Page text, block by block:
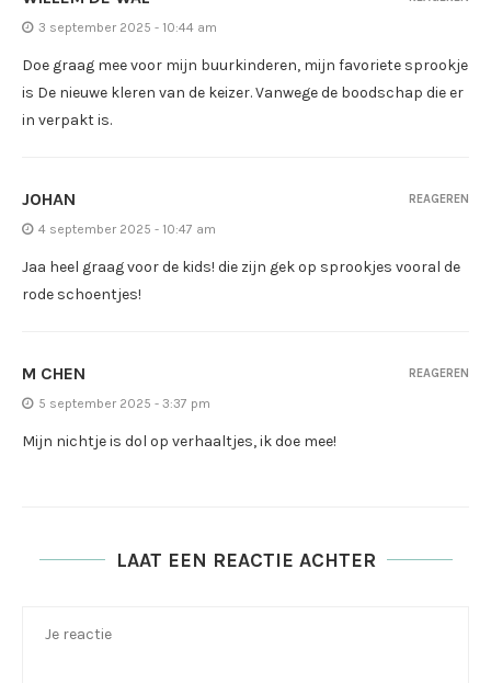
3 september 2025 - 10:44 am
Doe graag mee voor mijn buurkinderen, mijn favoriete sprookje
is De nieuwe kleren van de keizer. Vanwege de boodschap die er
in verpakt is.
JOHAN
4 september 2025 - 10:47 am
Jaa heel graag voor de kids! die zijn gek op sprookjes vooral de
rode schoentjes!
REAGEREN
M CHEN
5 september 2025 - 3:37 pm
Mijn nichtje is dol op verhaaltjes, ik doe mee!
REAGEREN
LAAT EEN REACTIE ACHTER